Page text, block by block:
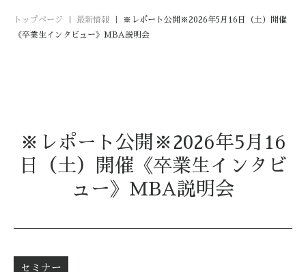
トップページ 最新情報
※レポート公開※2026年5月16日（土）開催
《卒業生インタビュー》MBA説明会
※レポート公開※2026年5月16
日（土）開催《卒業生インタビ
ュー》MBA説明会
セミナー